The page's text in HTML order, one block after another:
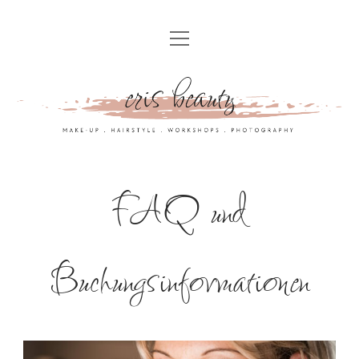
HOME
MAKE-UP&HAIRSTYLE
MAKEUP.HAIRSTYLING
KIDS&TEENS STYLING
B2B MAKE-UP & HAIRSTYLING FÜR EVENTS & PRODUKTIONEN
TRANS FRAUEN & CROSSDRESSER
FOR.BUSINESS – STYLING FÜR DEINE MITARBEITERINNEN
1:1 INTENSIVBERATUNG
ONLINEKURS: LET’S HIGHLIGHT YOUR CURLS AND WAVES
FARBBERATUNG
TYP- UND STILBERATUNG
GARDEROBENCHECK
CAPSULE WARDROBE
BUSINESS- & STYLEBERATUNG
SPECIAL.OFFER
GALLERY
MY.STUDIO
CONTACT.ME
ALLGEMEINE GESCHÄFTSBEDINGUNGEN
FAQ und
Buchungsinformationen